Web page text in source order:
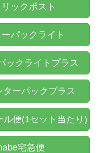
ックポスト
パックライト
ックライトプラス
ーパックプラス
便(1セット当たり)
宅急便